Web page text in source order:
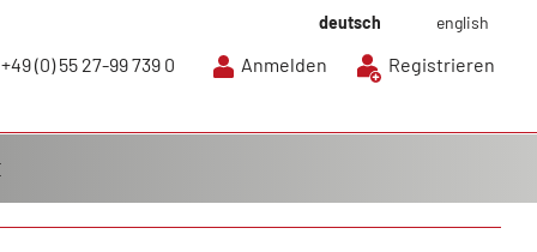
deutsch english
+49 (0) 55 27-99 739 0 Anmelden Registrieren